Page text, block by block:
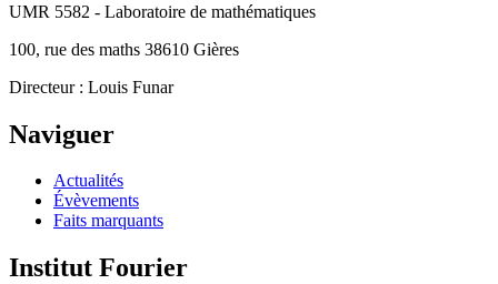
UMR 5582 - Laboratoire de mathématiques
100, rue des maths 38610 Gières
Directeur : Louis Funar
Naviguer
Actualités
Évèvements
Faits marquants
Institut Fourier